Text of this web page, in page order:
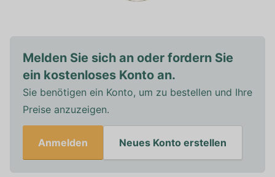
Melden Sie sich an oder fordern Sie
ein kostenloses Konto an.
Sie benötigen ein Konto, um zu bestellen und Ihre
Preise anzuzeigen.
Anmelden Neues Konto erstellen